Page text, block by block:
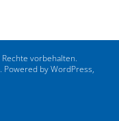
vorbehalten.
. Powered by WordPress,